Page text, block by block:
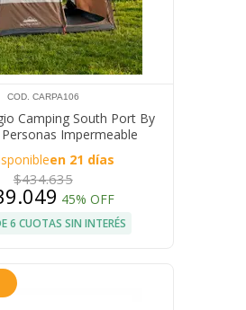
COD. CARPA106
Camping South Port By
Impermeable
UV Cuerdas Reflectivas
en 21 días
$434.635
45% OFF
6 CUOTAS SIN INTERÉS